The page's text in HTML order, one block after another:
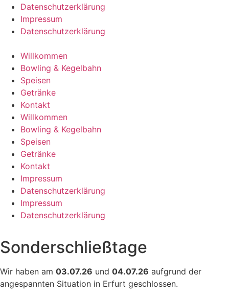
Datenschutzerklärung
Impressum
Datenschutzerklärung
Willkommen
Bowling & Kegelbahn
Speisen
Getränke
Kontakt
Willkommen
Bowling & Kegelbahn
Speisen
Getränke
Kontakt
Impressum
Datenschutzerklärung
Impressum
Datenschutzerklärung
Sonderschließtage
Wir haben am 03.07.26 und 04.07.26 aufgrund der
angespannten Situation in Erfurt geschlossen.